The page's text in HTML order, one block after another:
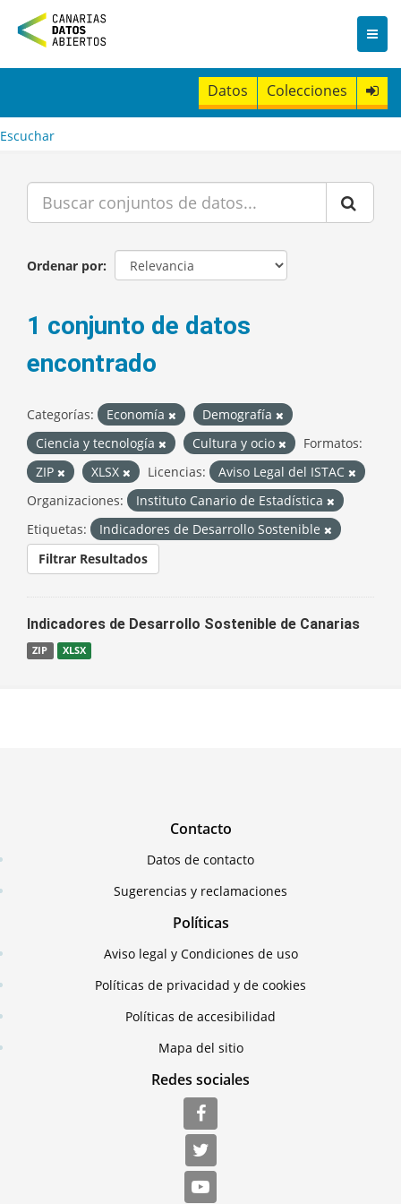
n
t
Datos Colecciones
Escuchar
Ordenar por
1 conjunto de datos
encontrado
Categorías: Economía
Demografía
Ciencia y tecnología
Cultura y ocio
Formatos:
ZIP
XLSX Licencias:
Aviso Legal del ISTAC
Organizaciones:
Instituto Canario de Estadística
Etiquetas:
Indicadores de Desarrollo Sostenible
Filtrar Resultados
Indicadores de Desarrollo Sostenible de Canarias
ZIP XLSX
Contacto
Datos de contacto
Sugerencias y reclamaciones
Políticas
Aviso legal y Condiciones de uso
Políticas de privacidad y de cookies
Políticas de accesibilidad
Mapa del sitio
Redes sociales